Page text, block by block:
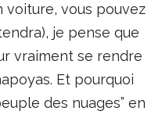
voiture, vous pouvez
je pense que
vraiment se rendre
Et pourquoi
des nuages” en